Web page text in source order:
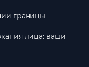
границы
лица: ваши